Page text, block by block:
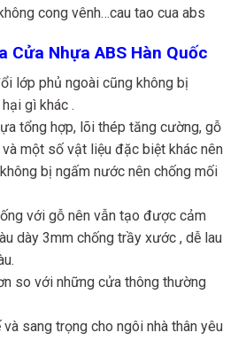
cong vênh…cau tao cua abs
Cửa Nhựa ABS Hàn Quốc
lớp phủ ngoài cũng không bị
gì khác .
tổng hợp, lõi thép tăng cường, gỗ
một số vật liệu đặc biệt khác nên
bị ngấm nước nên chống mối
với gỗ nên vẫn tạo được cảm
dày 3mm chống trầy xước , dễ lau
so với những cửa thông thường
sang trọng cho ngôi nhà thân yêu